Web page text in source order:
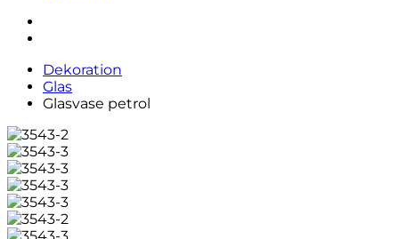
Dekoration
Glas
Glasvase petrol